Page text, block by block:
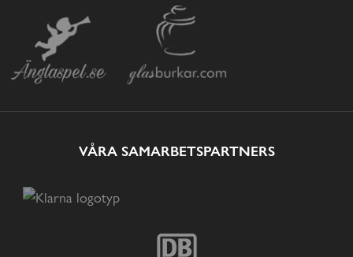
VÅRA SAMARBETSPARTNERS